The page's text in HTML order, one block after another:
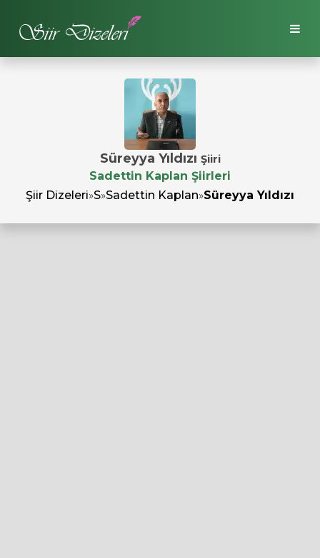
Süreyya Yıldızı Şiiri
Sadettin Kaplan Şiirleri
Şiir Dizeleri»S»Sadettin Kaplan»Süreyya Yıldızı